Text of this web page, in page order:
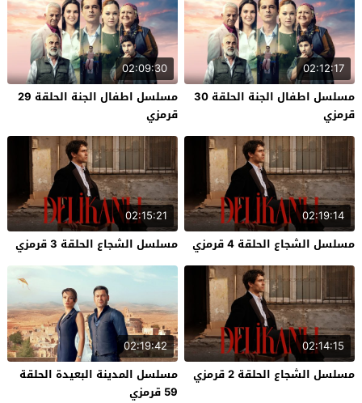
02:12:17
مسلسل اطفال الجنة الحلقة 30
قرمزي
02:09:30
مسلسل اطفال الجنة الحلقة 29
قرمزي
02:19:14
مسلسل الشجاع الحلقة 4 قرمزي
02:15:21
مسلسل الشجاع الحلقة 3 قرمزي
02:14:15
مسلسل الشجاع الحلقة 2 قرمزي
02:19:42
مسلسل المدينة البعيدة الحلقة
59 قرمزي